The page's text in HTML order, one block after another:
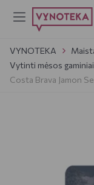
VYNOTEKA
Vytinti mėsos gaminiai
Costa Brava Jamon